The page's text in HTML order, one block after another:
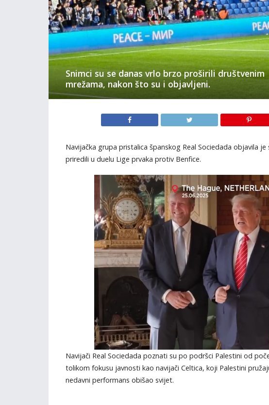
Snimci su se danas vrlo brzo proširili društvenim
mrežama, nakon što su i objavljeni.
Navijačka grupa pristalica španskog Real Sociedada objavila
priredili u duelu Lige prvaka protiv Benfice.
Navijači Real Sociedada poznati su po podršci Palestini od
tolikom fokusu javnosti kao navijači Celtica, koji Palestini
nedavni performans obišao svijet.